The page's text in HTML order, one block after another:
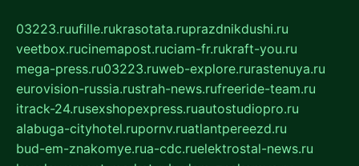
03223.ruufille.rukrasotata.ruprazdnikdushi.ru
veetbox.rucinemapost.ruciam-fr.rukraft-you.ru
mega-press.ru03223.ruweb-explore.rurastenuya.ru
eurovision-russia.rustrah-news.rufreeride-team.ru
itrack-24.rusexshopexpress.ruautostudiopro.ru
alabuga-cityhotel.rupornv.ruatlantpereezd.ru
bud-em-znakomye.rua-cdc.ruelektrostal-news.ru